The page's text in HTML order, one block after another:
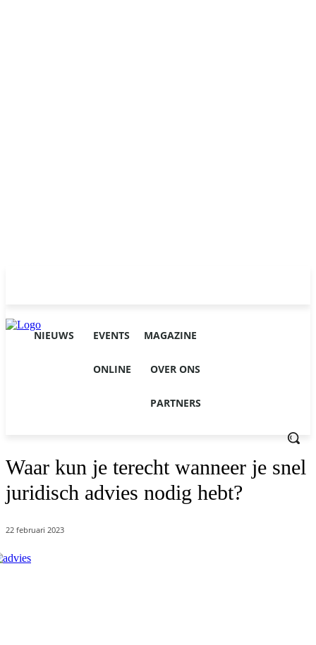
NIEUWS EVENTS MAGAZINE
ONLINE OVER ONS
PARTNERS
Waar kun je terecht wanneer je snel
juridisch advies nodig hebt?
22 februari 2023